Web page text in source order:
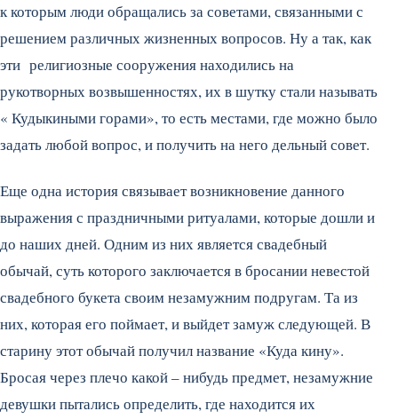
к которым люди обращались за советами, связанными с
решением различных жизненных вопросов. Ну а так, как
эти религиозные сооружения находились на
рукотворных возвышенностях, их в шутку стали называть
« Кудыкиными горами», то есть местами, где можно было
задать любой вопрос, и получить на него дельный совет.
Еще одна история связывает возникновение данного
выражения с праздничными ритуалами, которые дошли и
до наших дней. Одним из них является свадебный
обычай, суть которого заключается в бросании невестой
свадебного букета своим незамужним подругам. Та из
них, которая его поймает, и выйдет замуж следующей. В
старину этот обычай получил название «Куда кину».
Бросая через плечо какой – нибудь предмет, незамужние
девушки пытались определить, где находится их